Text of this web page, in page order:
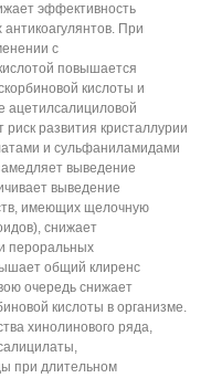
эффективность
При
с
повышается
кислоты и
ацетилсалициловой
риск развития кристаллурии
и сульфаниламидами
выведение
выведение
имеющих щелочную
снижает
пероральных
общий клиренс
очередь снижает
кислоты в организме.
хинолинового ряда,
при длительном